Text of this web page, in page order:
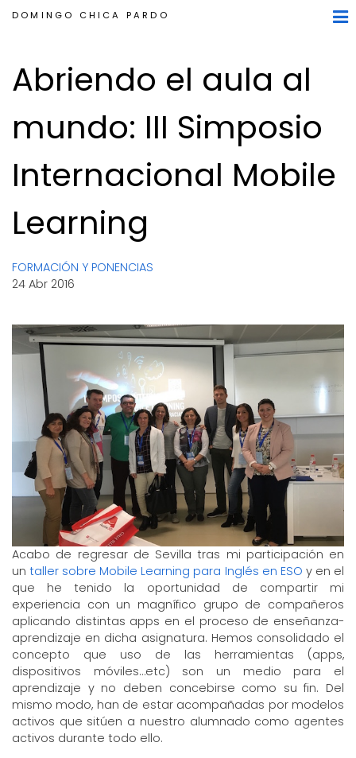
DOMINGO CHICA PARDO
Abriendo el aula al
mundo: III Simposio
Internacional Mobile
Learning
FORMACIÓN Y PONENCIAS
24 Abr 2016
Acabo de regresar de Sevilla tras mi participación en
untaller sobre Mobile Learning para Inglés en ESO y en el
que he tenido la oportunidad de compartir mi
experiencia con un magnífico grupo de compañeros
aplicando distintas apps en el proceso de enseñanza-
aprendizaje en dicha asignatura. Hemos consolidado el
concepto que uso de las herramientas (apps,
dispositivos móviles…etc) son un medio para el
aprendizaje y no deben concebirse como su fin. Del
mismo modo, han de estar acompañadas por modelos
activos que sitúen a nuestro alumnado como agentes
activos durante todo ello.